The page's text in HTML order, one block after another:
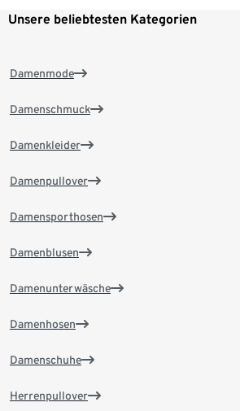
Unsere beliebtesten Kategorien
Damenmode
Damenschmuck
Damenkleider
Damenpullover
Damensporthosen
Damenblusen
Damenunterwäsche
Damenhosen
Damenschuhe
Herrenpullover